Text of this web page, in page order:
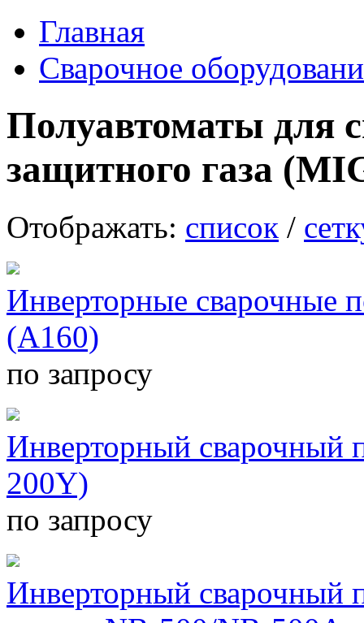
Главная
Сварочное
Полуавтоматы для
защитного газа
Отображать: список /
Инверторные сварочные
(A160)
по запросу
Инверторный сварочный
200Y)
по запросу
Инверторный сварочный